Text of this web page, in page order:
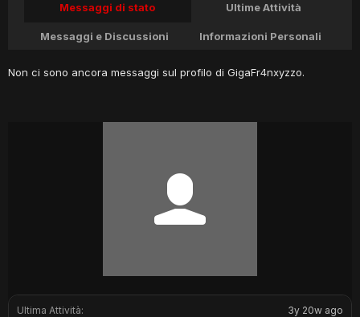
Ultima Attività:
3y 20w ago
Messaggi di stato Ultime Attività
Messaggi e Discussioni Informazioni Personali
Non ci sono ancora messaggi sul profilo di GigaFr4nxyzzo.